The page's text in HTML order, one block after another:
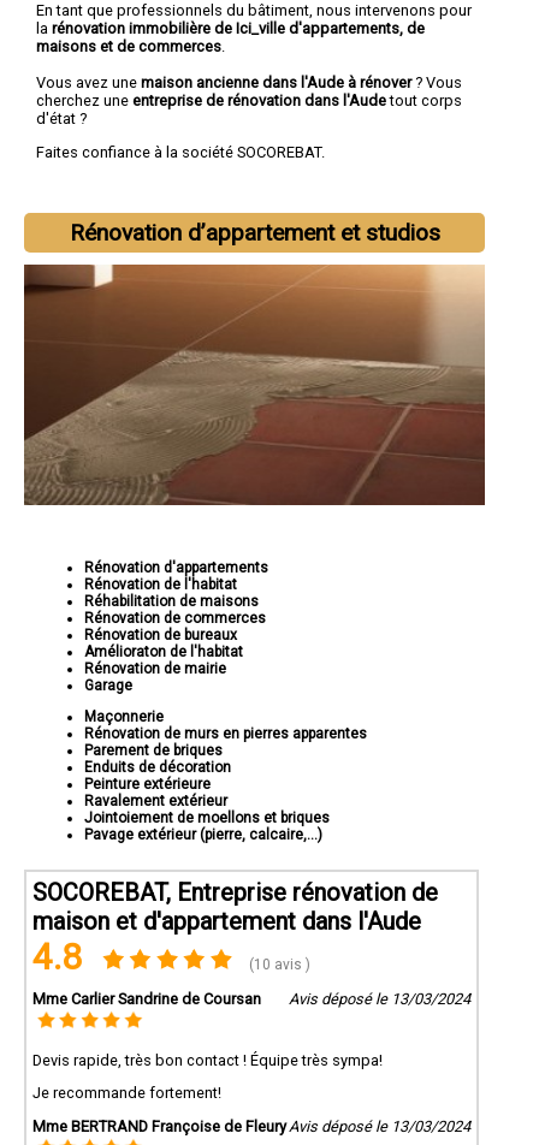
En tant que professionnels du bâtiment, nous intervenons pour
la rénovation immobilière de Ici_ville d'appartements, de
maisons et de commerces.
Vous avez une maison ancienne dans l'Aude à rénover? Vous
cherchez une entreprise de rénovation dans l'Audetout corps
d'état ?
Faites confiance à la société SOCOREBAT.
Rénovation d’appartement et studios
Rénovation d'appartements
Rénovation de l'habitat
Réhabilitation de maisons
Rénovation de commerces
Rénovation de bureaux
Amélioraton de l'habitat
Rénovation de mairie
Garage
Maçonnerie
Rénovation de murs en pierres apparentes
Parement de briques
Enduits de décoration
Peinture extérieure
Ravalement extérieur
Jointoiement de moellons et briques
Pavage extérieur (pierre, calcaire,...)
SOCOREBAT, Entreprise rénovation de
maison et d'appartement dans l'Aude
4.8 (10 avis )
Mme Carlier Sandrine de Coursan Avis déposé le 13/03/2024
Devis rapide, très bon contact ! Équipe très sympa!
Je recommande fortement!
Mme BERTRAND Françoise de FleuryAvis déposé le 13/03/2024